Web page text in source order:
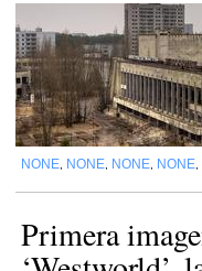
NONE NONE NONE NONE
Primera